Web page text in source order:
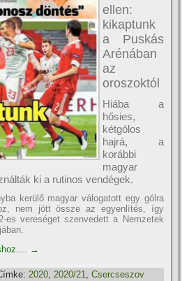
ellen:
kikaptunk
a Puskás
Arénában
az
oroszoktól
Hiába a
hősies,
kétgólos
hajrá, a
korábbi
magyar
ki a rutinos vendégek.
kerülő magyar válogatott egy gólra
nem jött össze az egyenlítés, így
es vereséget szenvedett a Nemzetek
→
2020,2020/21,Csercseszov